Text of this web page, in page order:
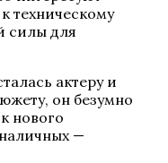
техническому
силы для
актеру и
он безумно
нового
—